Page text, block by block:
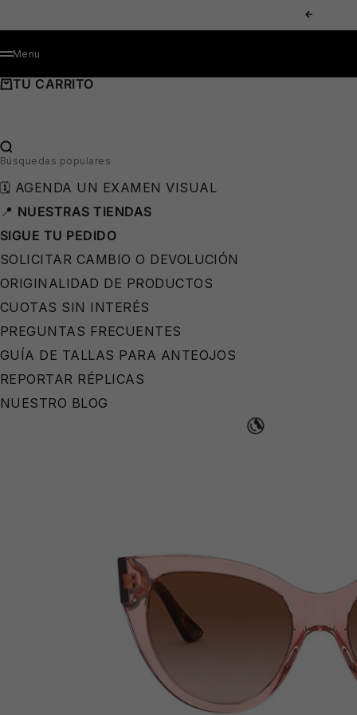
ANTERIOR
MENÚ
Menu
TU CARRITO
BUSCAR…
Búsquedas populares
🗓️ AGENDA UN EXAMEN VISUAL
📍 NUESTRAS TIENDAS
SIGUE TU PEDIDO
SOLICITAR CAMBIO O DEVOLUCIÓN
ORIGINALIDAD DE PRODUCTOS
CUOTAS SIN INTERÉS
PREGUNTAS FRECUENTES
GUÍA DE TALLAS PARA ANTEOJOS
REPORTAR RÉPLICAS
NUESTRO BLOG